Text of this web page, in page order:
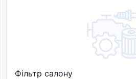
Фільтр салону